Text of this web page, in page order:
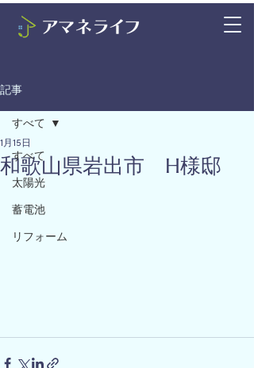
記事
すべて
太陽光
蓄電池
リフォーム
すべて
和歌山県岩出市 H様邸
1月15日